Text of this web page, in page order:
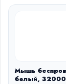
Мышь
белый, 32000